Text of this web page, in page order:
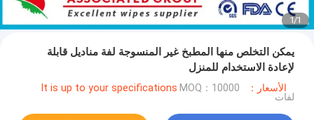
1
/
1
يمكن التخلص منها المطبخ غير المنسوجة لفة مناديل قابلة
لإعادة الاستخدام للمنزل
الأسعار：It is up to your specifications MOQ：10000
لفات